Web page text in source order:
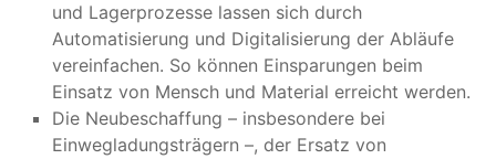
und Lagerprozesse lassen sich durch
Automatisierung und Digitalisierung der Abläufe
vereinfachen. So können Einsparungen beim
Einsatz von Mensch und Material erreicht werden.
Die Neubeschaffung – insbesondere bei
Einwegladungsträgern –, der Ersatz von